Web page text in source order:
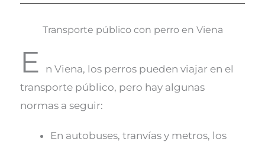
Transporte público con perro en Viena
E
n Viena, los perros pueden viajar en el
transporte público, pero hay algunas
normas a seguir:
En autobuses, tranvías y metros, los